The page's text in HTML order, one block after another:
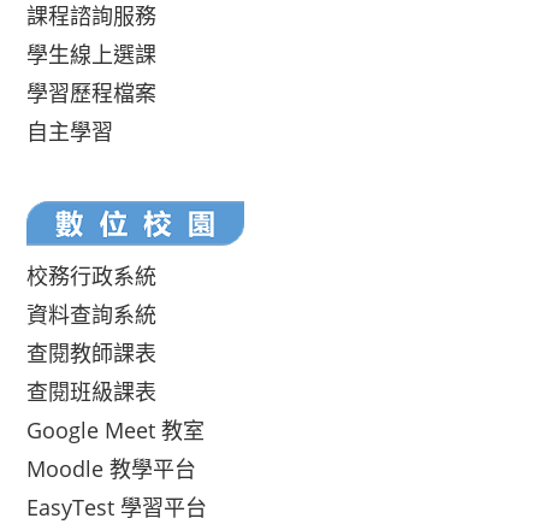
課程諮詢服務
學生線上選課
學習歷程檔案
自主學習
校務行政系統
資料查詢系統
查閱教師課表
查閱班級課表
Google Meet 教室
Moodle 教學平台
EasyTest 學習平台